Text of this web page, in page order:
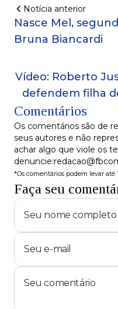
Notícia anterior
Nasce Mel,
Bruna Biancardi
Vídeo: Roberto
defendem filha
Comentários
Os comentários são de
seus autores e não
achar algo que viole os
*Os comentários podem levar
Faça seu